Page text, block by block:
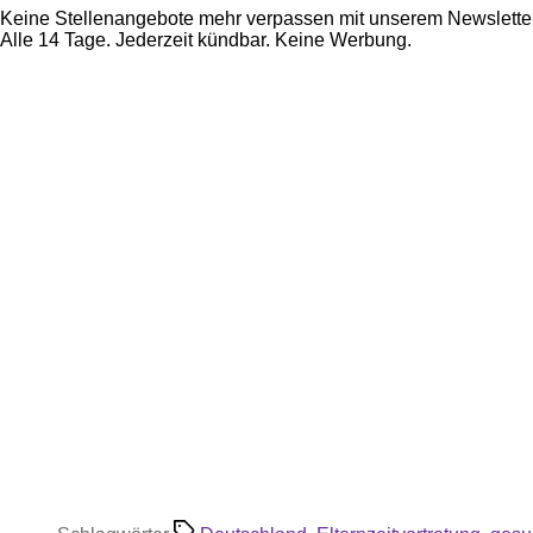
Keine Stellenangebote mehr verpassen mit unserem
Alle 14 Tage. Jederzeit kündbar. Keine Werbung.